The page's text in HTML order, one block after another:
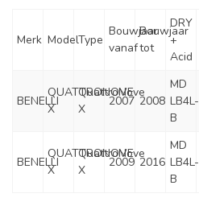
Merk ModelType
Bouwjaar
vanaf
Bouwjaar
tot
DRY
+
Acid
BENELLI
QUATTRONOVE
X
QuattroNove
X
2007 2008
MD
LB4L-
B
BENELLI
QUATTRONOVE
X
QuattroNove
X
2009 2016
MD
LB4L-
B